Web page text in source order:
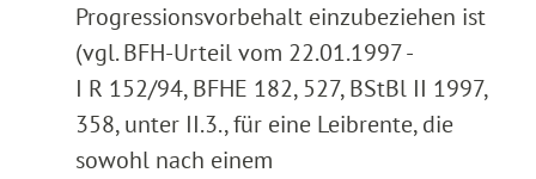
Progressionsvorbehalt einzubeziehen ist
(vgl. BFH-Urteil vom 22.01.1997 -
I R 152/94, BFHE 182, 527, BStBl II 1997,
358, unter II.3., für eine Leibrente, die
sowohl nach einem